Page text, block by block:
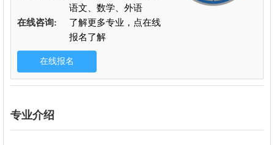
语文、数学、外语
在线咨询:
了解更多专业，点在线
报名了解
专业介绍